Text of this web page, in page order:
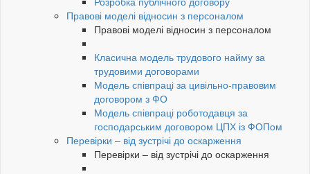
Правові моделі відносин з персоналом
Правові моделі відносин з персоналом
Класична модель трудового найму за
трудовими договорами
Модель співпраці за цивільно-правовим
договором з ФО
Модель співпраці роботодавця за
господарським договором ЦПХ із ФОПом
Перевірки – від зустрічі до оскарження
Перевірки – від зустрічі до оскарження